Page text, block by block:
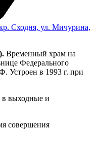
Сходня, ул. Мичурина,
Временный храм на
Федерального
Устроен в 1993 г. при
в выходные и
совершения